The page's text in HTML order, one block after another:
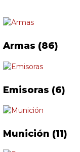
Armas (86)
Emisoras (6)
Munición (11)